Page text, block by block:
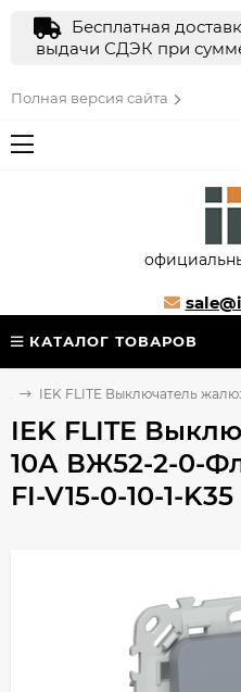
Бесплатная
выдачи СДЭК при
Полная версия сайта
КАТАЛОГ ТОВАРОВ
IEK FLITE Выключатель
IEK FLITE
10А ВЖ52-2-0-
FI-V15-0-10-1-K35